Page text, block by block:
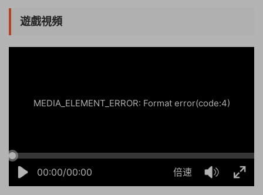
遊戲視頻
00:00/00:00 倍速
MEDIA_ELEMENT_ERROR: Format error(code:4)